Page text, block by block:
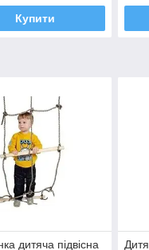
Купити
дитяча підвісна